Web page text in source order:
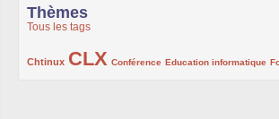
Thèmes
Tous les tags
Chtinux
222/1002CLX
1002/1002 Conférence
132/1002 Education informatique
119/1002
168/1002